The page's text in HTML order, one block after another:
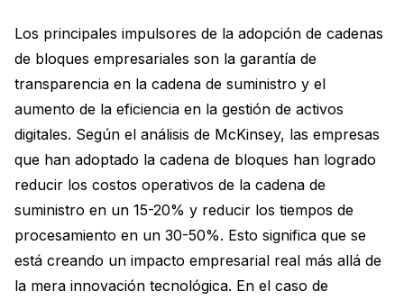
Los principales impulsores de la adopción de cadenas
de bloques empresariales son la garantía de
transparencia en la cadena de suministro y el
aumento de la eficiencia en la gestión de activos
digitales. Según el análisis de McKinsey, las empresas
que han adoptado la cadena de bloques han logrado
reducir los costos operativos de la cadena de
suministro en un 15-20% y reducir los tiempos de
procesamiento en un 30-50%. Esto significa que se
está creando un impacto empresarial real más allá de
la mera innovación tecnológica. En el caso de